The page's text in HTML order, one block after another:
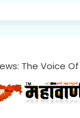
The Voice